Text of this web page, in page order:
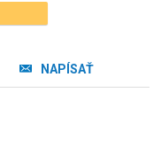
NAPÍSAŤ